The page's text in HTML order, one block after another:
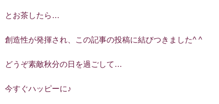
とお茶したら…
創造性が発揮され、この記事の投稿に結びつきました^ ^
どうぞ素敵秋分の日を過ごして…
今すぐハッピーに♪